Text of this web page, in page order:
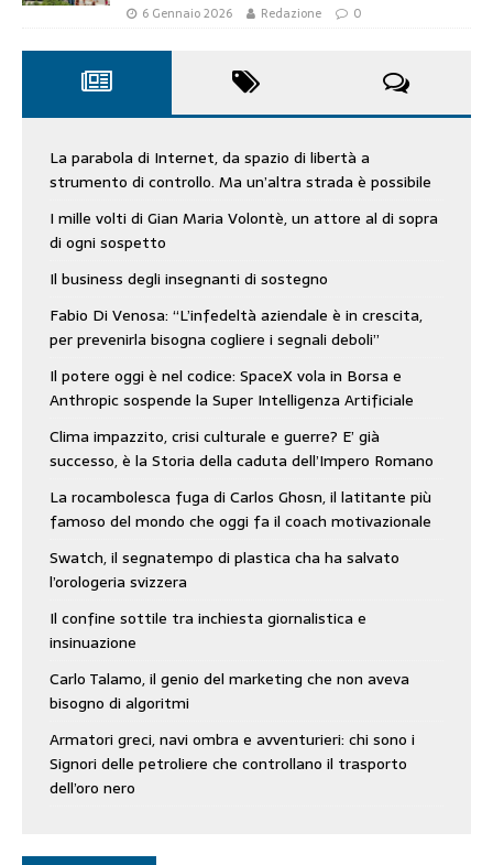
6 Gennaio 2026 Redazione 0
La parabola di Internet, da spazio di libertà a
strumento di controllo. Ma un’altra strada è possibile
I mille volti di Gian Maria Volontè, un attore al di sopra
di ogni sospetto
Il business degli insegnanti di sostegno
Fabio Di Venosa: “L’infedeltà aziendale è in crescita,
per prevenirla bisogna cogliere i segnali deboli”
Il potere oggi è nel codice: SpaceX vola in Borsa e
Anthropic sospende la Super Intelligenza Artificiale
Clima impazzito, crisi culturale e guerre? E’ già
successo, è la Storia della caduta dell’Impero Romano
La rocambolesca fuga di Carlos Ghosn, il latitante più
famoso del mondo che oggi fa il coach motivazionale
Swatch, il segnatempo di plastica cha ha salvato
l’orologeria svizzera
Il confine sottile tra inchiesta giornalistica e
insinuazione
Carlo Talamo, il genio del marketing che non aveva
bisogno di algoritmi
Armatori greci, navi ombra e avventurieri: chi sono i
Signori delle petroliere che controllano il trasporto
dell’oro nero